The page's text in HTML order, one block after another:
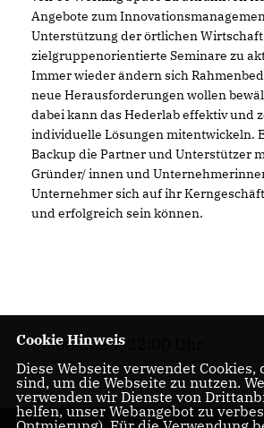
Angebote zum
Unterstützung der örtlichen
zielgruppenorientierte Seminare zu
Immer wieder ändern sich
neue Herausforderungen wollen
dabei kann das Hederlab effektiv und
individuelle Lösungen mitentwickeln.
Backup die Partner und Unterstützer
Gründer/ innen und
Unternehmer sich auf ihr
und erfolgreich sein können.
30.06.2025, 22:00 Uhr
Cookie Hinweis
Diese Webseite verwendet Cookies,
sind, um die Webseite zu nutzen.
verwenden wir Dienste von
helfen, unser Webangebot zu